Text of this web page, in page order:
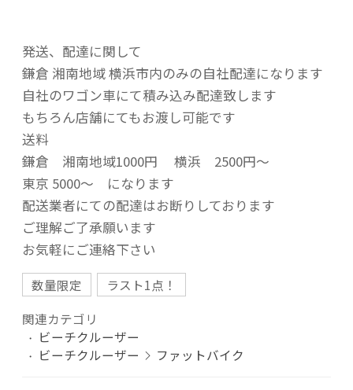
発送、配達に関して
鎌倉 湘南地域 横浜市内のみの自社配達になります
自社のワゴン車にて積み込み配達致します
もちろん店舗にてもお渡し可能です
送料
鎌倉 湘南地域1000円 横浜 2500円～
東京 5000～ になります
配送業者にての配達はお断りしております
ご理解ご了承願います
お気軽にご連絡下さい
数量限定
ラスト1点！
関連カテゴリ
ビーチクルーザー
ビーチクルーザー
ファットバイク